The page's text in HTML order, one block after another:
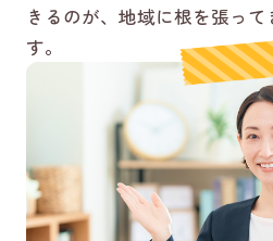
きるのが、地域に根を張っ
す。